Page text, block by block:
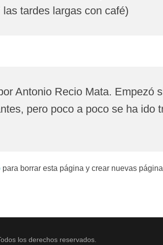
tardes largas con café)
Antonio Recio Mata. Empezó
pero poco a poco se ha ido
para borrar esta página y crear nuevas
los derechos reservados.